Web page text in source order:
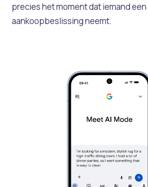
precies het moment dat iemand een
aankoopbeslissing neemt.